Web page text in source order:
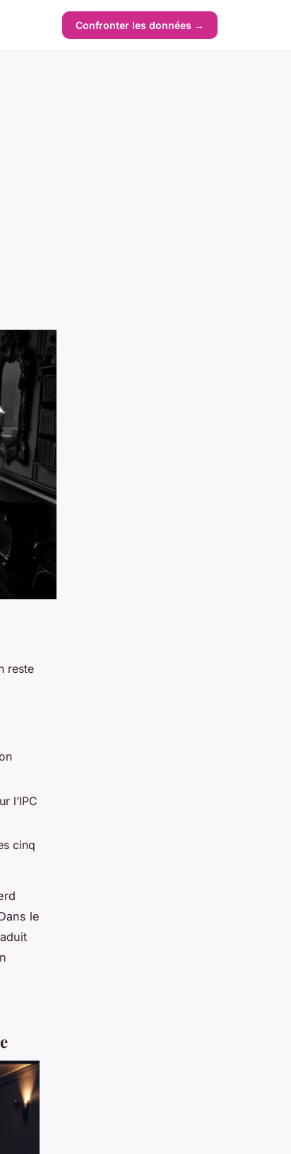
Confronter les données →
reste
l’IPC
cinq
le